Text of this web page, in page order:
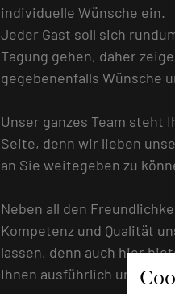
individuelle Wünsche ein.
Jeder Gast soll sich
Tagung gehen, daher
gegebenenfalls Wünsche
Unser ganzes Team steht
Seite, denn wir lieben
an Sie weitegeben zu
Neben all den
Kompetenz und Qualität
lassen, denn auch hier
Ihnen ausführlich und